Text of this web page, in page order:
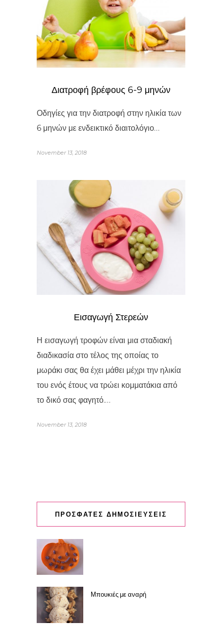
Διατροφή βρέφους 6-9 μηνών
Οδηγίες για την διατροφή στην ηλικία των
6 μηνών με ενδεικτικό διαιτολόγιο…
November 13, 2018
Εισαγωγή Στερεών
Η εισαγωγή τροφών είναι μια σταδιακή
διαδικασία στο τέλος της οποίας το
μωράκι σας θα έχει μάθει μέχρι την ηλικία
του ενός έτους να τρώει κομματάκια από
το δικό σας φαγητό.…
November 13, 2018
ΠΡΟΣΦΑΤΕΣ ΔΗΜΟΣΙΕΥΣΕΙΣ
Μπουκιές με αναρή